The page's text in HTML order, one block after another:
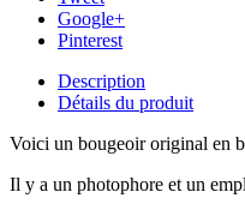
Google+
Pinterest
Description
Détails du produit
Voici un bougeoir original en
Il y a un photophore et un